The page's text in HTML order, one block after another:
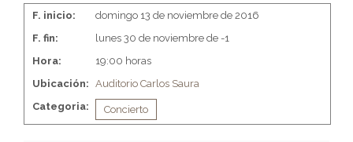
F. inicio:
domingo 13 de noviembre de 2016
F. fin:
lunes 30 de noviembre de -1
Hora:
19:00 horas
Ubicación: Auditorio Carlos Saura
Categoria:
Concierto